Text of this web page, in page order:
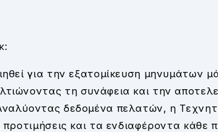
για την εξατομίκευση μηνυμάτων
τη συνάφεια και την
δεδομένα πελατών, η
προτιμήσεις και τα ενδιαφέροντα κάθε